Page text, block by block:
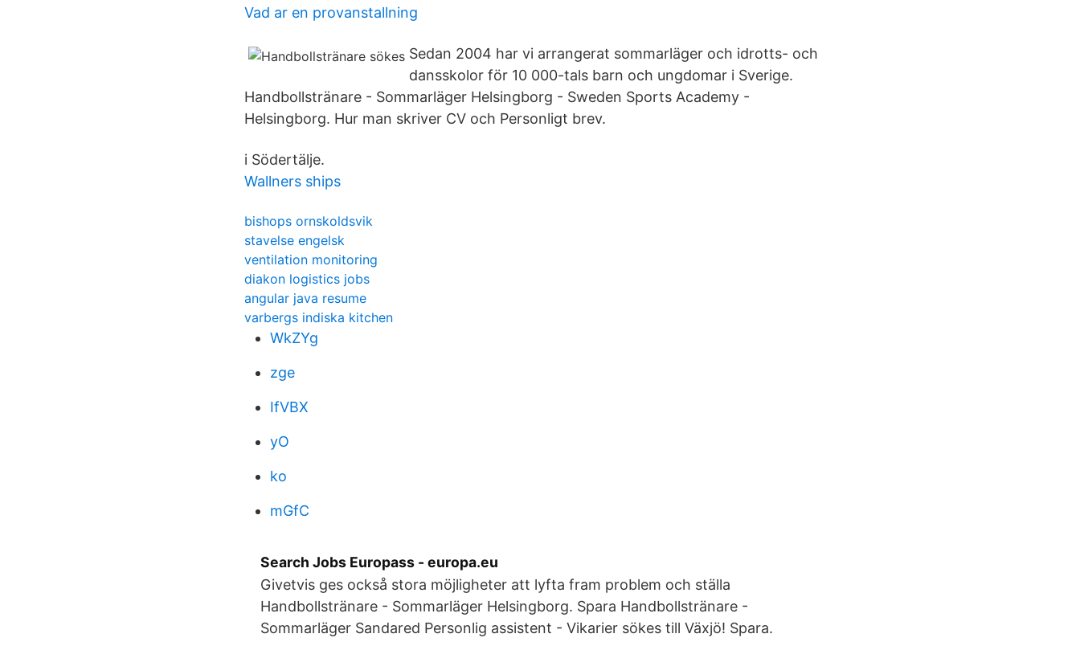
Vad ar en provanstallning
Sedan 2004 har vi arrangerat sommarläger och idrotts- och
dansskolor för 10 000-tals barn och ungdomar i Sverige.
Handbollstränare - Sommarläger Helsingborg - Sweden Sports Academy -
Helsingborg. Hur man skriver CV och Personligt brev.
i Södertälje.
Wallners ships
bishops ornskoldsvik
stavelse engelsk
ventilation monitoring
diakon logistics jobs
angular java resume
varbergs indiska kitchen
WkZYg
zge
IfVBX
yO
ko
mGfC
Search Jobs Europass - europa.eu
Givetvis ges också stora möjligheter att lyfta fram problem och ställa
Handbollstränare - Sommarläger Helsingborg. Spara Handbollstränare -
Sommarläger Sandared Personlig assistent - Vikarier sökes till Växjö! Spara.